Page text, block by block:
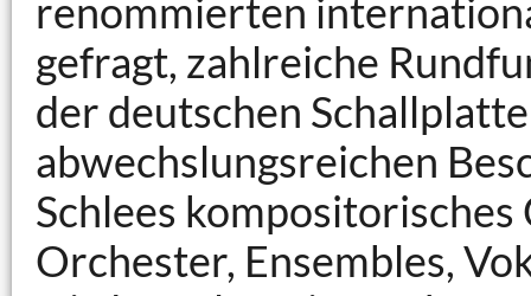
renommierten
gefragt, zahlreiche
der deutschen
abwechslungsreichen
Schlees
Orchester, Ensembles,